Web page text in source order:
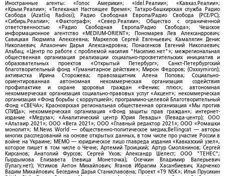
Иностранные агенты: «Голос Америки»; «Idel.Реалии»; «Кавказ.Реалии»;
«Крым.Реалии»; «Телеканал Настоящее Время»; Татаро-башкирская служба Радио
Свобода (Azatliq Radiosi); Радио Свободная Европа/Радио Свобода (PCE/PC);
«Сибирь.Реалии»; «Фактограф»; «Север.Реалии»; Общество с ограниченной
ответственностью «Радио Свободная Европа/Радио Свобода»; Чешское
информационное агентство «MEDIUM-ORIENT»; Пономарев Лев Александрович;
Савицкая Людмила Алексеевна; Маркелов Сергей Евгеньевич; Камалягин Денис
Николаевич; Апахончич Дарья Александровна; Понасенков Евгений Николаевич;
Альбац; «Центр по работе с проблемой насилия "Насилию.нет"»; межрегиональная
общественная организация реализации социально-просветительских инициатив и
образовательных проектов «Открытый Петербург»; Санкт-Петербургский
благотворительный фонд «Гуманитарное действие»; Мирон Федоров; (Oxxxymiron);
активистка Ирина Сторожева; правозащитник Алена Попова; Социально-
ориентированная автономная некоммерческая организация содействия
профилактике и охране здоровья граждан «Феникс плюс»; автономная
некоммерческая организация социально-правовых услуг «Акцент»; некоммерческая
организация «Фонд борьбы с коррупцией»; программно-целевой Благотворительный
Фонд «СВЕЧА»; Красноярская региональная общественная организация «Мы против
СПИДа»; некоммерческая организация «Фонд защиты прав граждан»; интернет-
издание «Медуза»; «Аналитический центр Юрия Левады» (Левада-центр); ООО
«Альтаир 2021»; ООО «Вега 2021»; ООО «Главный редактор 2021»; ООО «Ромашки
монолит»; M.News World — общественно-политическое медиа;Bellingcat — авторы
многих расследований на основе открытых данных, в том числе про участие России в
войне на Украине; МЕМО — юридическое лицо главреда издания «Кавказский узел»,
которое пишет в том числе о Чечне; Артемий Троицкий; Артур Смолянинов; Сергей
Кирсанов; Анатолий Фурсов; Сергей Ухов; Александр Шелест; ООО "ТЕНЕС";
Гырдымова Елизавета (певица Монеточка); Осечкин Владимир Валерьевич
(Гулагу.нет); Устимов Антон Михайлович; Яганов Ибрагим Хасанбиевич; Харченко
Вадим Михайлович; Беседина Дарья Станиславовна; Проект «T9 NSK»; Илья Прусикин